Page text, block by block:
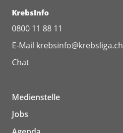
KrebsInfo
0800 11 88 11
E-Mail krebsinfo@krebsliga.ch
Chat
Medienstelle
Jobs